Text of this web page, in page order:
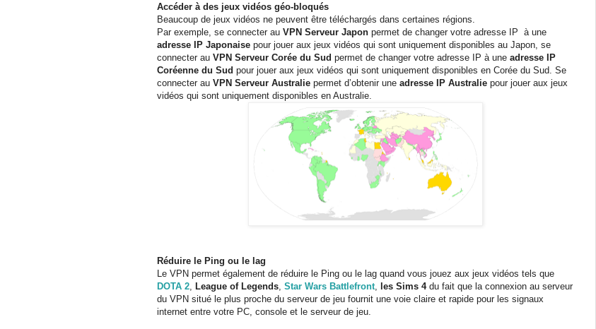
Accéder à des jeux vidéos géo-bloqués
Beaucoup de jeux vidéos ne peuvent être téléchargés dans certaines régions.
Par exemple, se connecter au VPN Serveur Japon permet de changer votre adresse IP à une
adresse IP Japonaise pour jouer aux jeux vidéos qui sont uniquement disponibles au Japon, se
connecter au VPN Serveur Corée du Sud permet de changer votre adresse IP à une adresse IP
Coréenne du Sud pour jouer aux jeux vidéos qui sont uniquement disponibles en Corée du Sud. Se
connecter au VPN Serveur Australie permet d’obtenir une adresse IP Australie pour jouer aux jeux
vidéos qui sont uniquement disponibles en Australie.
Réduire le Ping ou le lag
Le VPN permet également de réduire le Ping ou le lag quand vous jouez aux jeux vidéos tels que
DOTA 2
League of Legends Star Wars Battlefront les Sims 4du fait que la connexion au serveur
du VPN situé le plus proche du serveur de jeu fournit une voie claire et rapide pour les signaux
internet entre votre PC, console et le serveur de jeu.